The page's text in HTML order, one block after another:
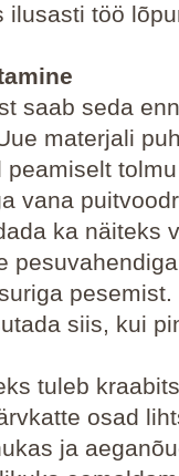
töö
saab seda
materjali
peamiselt tolmu
vana
ka näiteks
pesuvahendiga
pesemist.
siis, kui
tuleb
osad
ja